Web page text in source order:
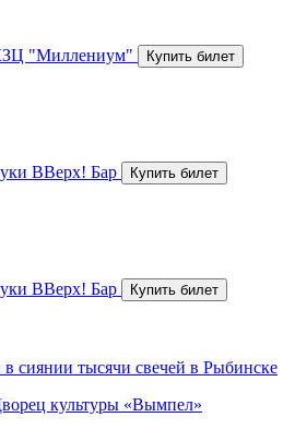
"Миллениум"
ВВерх! Бар
ВВерх! Бар
тысячи свечей в Рыбинске
культуры «Вымпел»